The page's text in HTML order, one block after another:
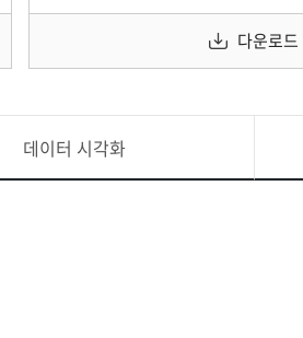
다운로드
데이터 시각화